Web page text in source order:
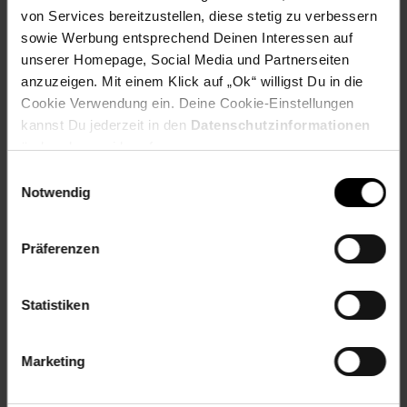
von Services bereitzustellen, diese stetig zu verbessern
sowie Werbung entsprechend Deinen Interessen auf
unserer Homepage, Social Media und Partnerseiten
anzuzeigen. Mit einem Klick auf „Ok“ willigst Du in die
Cookie Verwendung ein. Deine Cookie-Einstellungen
kannst Du jederzeit in den Datenschutzinformationen
ändern bzw. widerrufen.
Notwendig
Präferenzen
Statistiken
Marketing
Höhe (cm): 98 cm
Material Bezugsstoff: 100% Polyester
Tiefe (cm): 58 cm
Zielgruppe: Erwachsene
Artikelnummer: 2275219000
EAN: 4251312946357
Artikel gehört zur Kategorie:Esszimmerstühle
Versandinformationen
Herstellerinformationen